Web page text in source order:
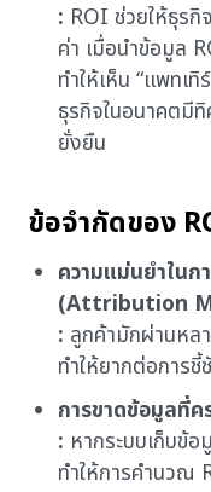
: ROI ช่วยให้ธุรกิ
ค่า เมื่อนำข้อมูล
ทำให้เห็น “แพทเ
ธุรกิจในอนาคตมี
ยั่งยืน
ข้อจำกัดของ
ความแม่นยำในก
(Attribution
: ลูกค้ามักผ่านหล
ทำให้ยากต่อการ
การขาดข้อมูลที่ค
: หากระบบเก็บข้
ทำให้การคำนวณ